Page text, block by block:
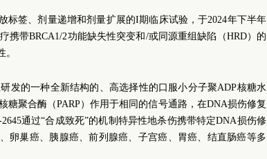
标签、剂量递增和剂量扩展的I期临床试验，于2024年下半年
携带BRCA1/2功能缺失性突变和/或同源重组缺陷（HRD）的
发的一种全新结构的、高选择性的口服小分子聚ADP核糖水
糖聚合酶（PARP）作用于相同的信号通路，在DNA损伤修复
通过“合成致死”的机制特异性地杀伤携带特定DNA损伤修
卵巢癌、胰腺癌、前列腺癌、子宫癌、胃癌、结直肠癌等多